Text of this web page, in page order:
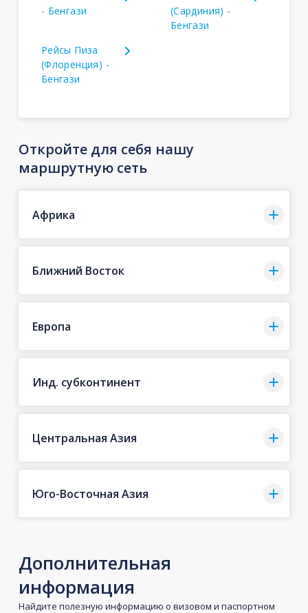
- Бенгази
(Сардиния) -
Бенгази
Рейсы Пиза
(Флоренция) -
Бенгази
Откройте для себя нашу
маршрутную сеть
Африка
Ближний Восток
Европа
Инд. субконтинент
Центральная Азия
Юго-Восточная Азия
Дополнительная
информация
Найдите полезную информацию о визовом и паспортном